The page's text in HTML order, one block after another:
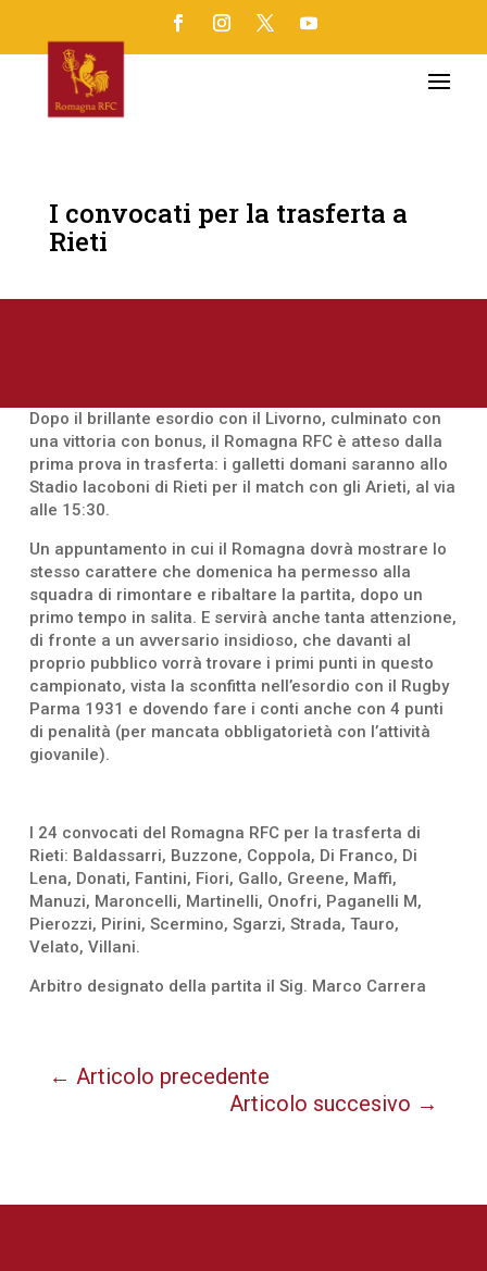
I convocati per la trasferta a
Rieti
Dopo il brillante esordio con il Livorno, culminato con
una vittoria con bonus, il Romagna RFC è atteso dalla
prima prova in trasferta: i galletti domani saranno allo
Stadio Iacoboni di Rieti per il match con gli Arieti, al via
alle 15:30.
Un appuntamento in cui il Romagna dovrà mostrare lo
stesso carattere che domenica ha permesso alla
squadra di rimontare e ribaltare la partita, dopo un
primo tempo in salita. E servirà anche tanta attenzione,
di fronte a un avversario insidioso, che davanti al
proprio pubblico vorrà trovare i primi punti in questo
campionato, vista la sconfitta nell’esordio con il Rugby
Parma 1931 e dovendo fare i conti anche con 4 punti
di penalità (per mancata obbligatorietà con l’attività
giovanile).
I 24 convocati del Romagna RFC per la trasferta di
Rieti: Baldassarri, Buzzone, Coppola, Di Franco, Di
Lena, Donati, Fantini, Fiori, Gallo, Greene, Maffi,
Manuzi, Maroncelli, Martinelli, Onofri, Paganelli M,
Pierozzi, Pirini, Scermino, Sgarzi, Strada, Tauro,
Velato, Villani.
Arbitro designato della partita il Sig. Marco Carrera
← Articolo precedente
Articolo succesivo →